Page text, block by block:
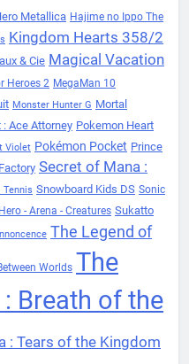
Metallica Hajime no Ippo The
Kingdom Hearts 358/2
& Cie Magical Vacation
Heroes 2 MegaMan 10
Monster Hunter G Mortal
: Ace Attorney Pokemon Heart
Violet Pokémon Pocket Prince
Secret of Mana :
Tennis Snowboard Kids DS Sonic
- Arena - Creatures Sukatto
The Legend of
Worlds The
Breath of the
: Tears of the Kingdom